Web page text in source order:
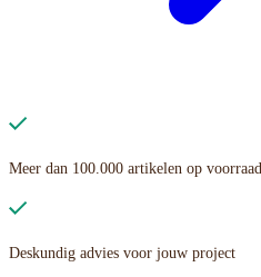
Meer dan 100.000 artikelen op voorraad
Deskundig advies voor jouw project